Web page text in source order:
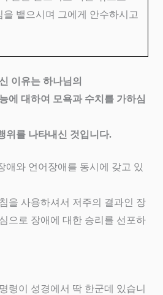
뱉으시며 그에게 안수하시고
이유는 하나님의
에 대하여 모욕과 수치를 가하심
위를 나타내신 것입니다.
애와 언어장애를 동시에 갖고 있
을 사용하셔서 저주의 결과인 장
으로 장애에 대한 승리를 선포하
령이 성경에서 딱 한군데 있습니